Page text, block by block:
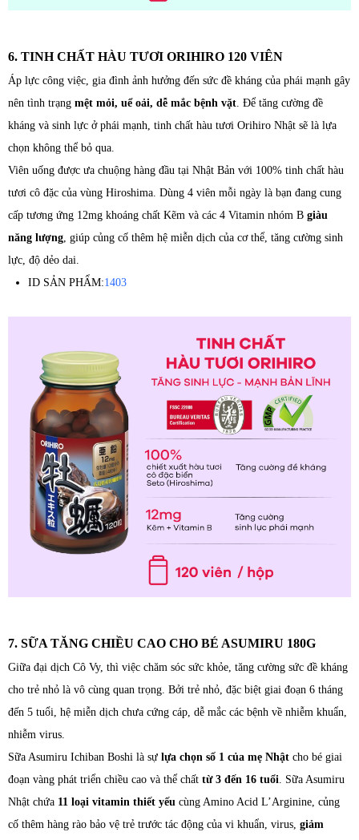
6. TINH CHẤT HÀU TƯƠI ORIHIRO 120 VIÊN
Áp lực công việc, gia đình ảnh hưởng đến sức đề kháng của phái mạnh gây
nên tình trạng mệt mỏi, uể oải, dễ mắc bệnh vặt. Để tăng cường đề
kháng và sinh lực ở phái mạnh, tinh chất hàu tươi Orihiro Nhật sẽ là lựa
chọn không thể bỏ qua.
Viên uống được ưa chuộng hàng đầu tại Nhật Bản với 100% tinh chất hàu
tươi cô đặc của vùng Hiroshima. Dùng 4 viên mỗi ngày là bạn đang cung
cấp tương ứng 12mg khoáng chất Kẽm và các 4 Vitamin nhóm B giàu
năng lượng, giúp củng cố thêm hệ miễn dịch của cơ thể, tăng cường sinh
lực, độ dẻo dai.
ID SẢN PHẨM:1403
7. SỮA TĂNG CHIỀU CAO CHO BÉ ASUMIRU 180G
Giữa đại dịch Cô Vy, thì việc chăm sóc sức khỏe, tăng cường sức đề kháng
cho trẻ nhỏ là vô cùng quan trọng. Bởi trẻ nhỏ, đặc biệt giai đoạn 6 tháng
đến 5 tuổi, hệ miễn dịch chưa cứng cáp, dễ mắc các bệnh về nhiễm khuẩn,
nhiễm virus.
Sữa Asumiru Ichiban Boshi là sự lựa chọn số 1 của mẹ Nhật cho bé giai
đoạn vàng phát triển chiều cao và thể chất từ 3 đến 16 tuổi . Sữa Asumiru
Nhật chứa 11 loại vitamin thiết yếu cùng Amino Acid L’Arginine, củng
cố thêm hàng rào bảo vệ trẻ trước tác động của vi khuẩn, virus, giảm